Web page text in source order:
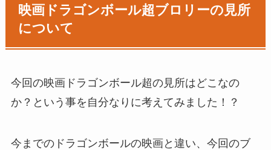
映画ドラゴンボール超ブロリーの見所
について
今回の映画ドラゴンボール超の見所はどこなの
か？という事を自分なりに考えてみました！？
今までのドラゴンボールの映画と違い、今回のブ